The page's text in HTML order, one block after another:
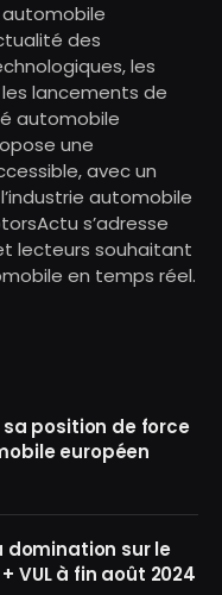
des
les
lancements de
automobile
une
avec un
automobile
s’adresse
lecteurs souhaitant
en temps réel.
position de force
européen
sur le
VUL à fin août 2024